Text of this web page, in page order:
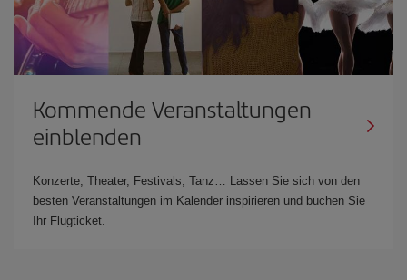
Kommende Veranstaltungen
einblenden
Konzerte, Theater, Festivals, Tanz… Lassen Sie sich von den
besten Veranstaltungen im Kalender inspirieren und buchen Sie
Ihr Flugticket.